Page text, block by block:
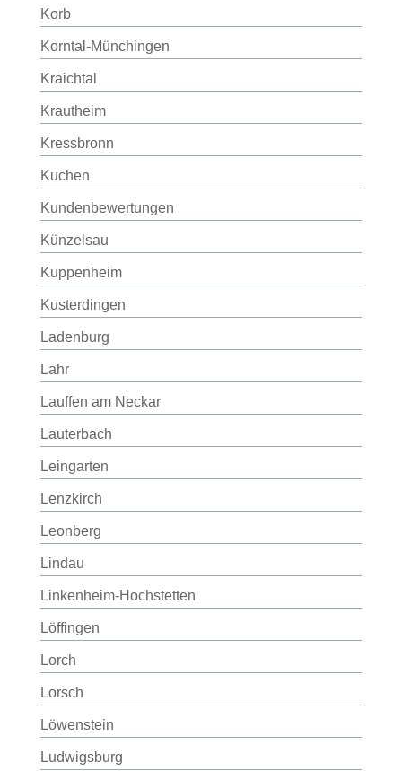
Korb
Korntal-Münchingen
Kraichtal
Krautheim
Kressbronn
Kuchen
Kundenbewertungen
Künzelsau
Kuppenheim
Kusterdingen
Ladenburg
Lahr
Lauffen am Neckar
Lauterbach
Leingarten
Lenzkirch
Leonberg
Lindau
Linkenheim-Hochstetten
Löffingen
Lorch
Lorsch
Löwenstein
Ludwigsburg